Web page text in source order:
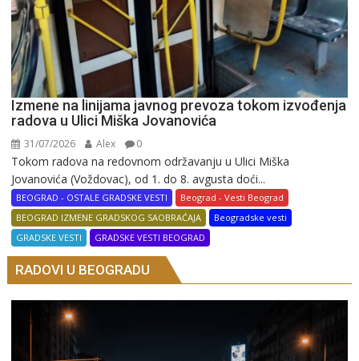
Izmene na linijama javnog prevoza tokom izvođenja
radova u Ulici Miška Jovanovića
31/07/2026 Alex 0
Tokom radova na redovnom održavanju u Ulici Miška
Jovanovića (Voždovac), od 1. do 8. avgusta doći...
BEOGRAD - OSTALE GRADSKE VESTI
Beograd - Vesti Beograd
BEOGRAD IZMENE GRADSKOG SAOBRAĆAJA
Beogradske vesti
GRADSKE VESTI
GRADSKE VESTI BEOGRAD
RADOVI U BEOGRADU